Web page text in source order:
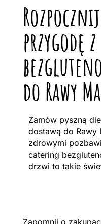
przygodę
do Rawy
Zamów pyszną
dostawą do Rawy
zdrowymi
catering
drzwi to takie
Zapomnij o